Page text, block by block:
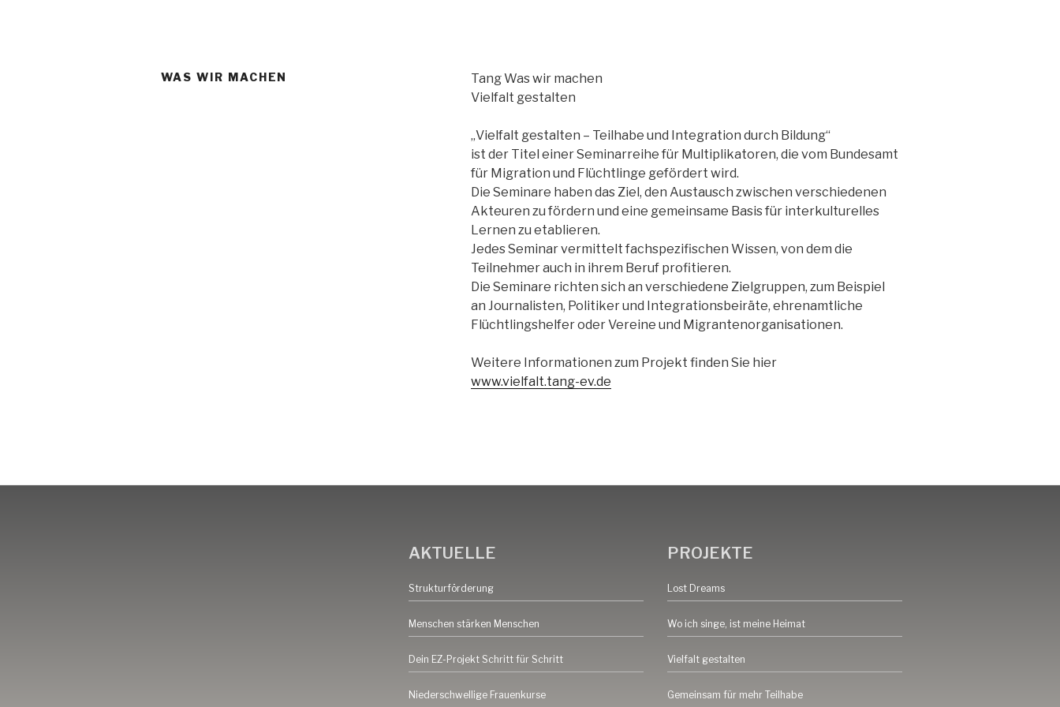
The African Network of Germany
WAS WIR MACHEN
Tang Was wir machen
Vielfalt gestalten
„Vielfalt gestalten – Teilhabe und Integration durch Bildung“
ist der Titel einer Seminarreihe für Multiplikatoren, die vom Bundesamt
für Migration und Flüchtlinge gefördert wird.
Die Seminare haben das Ziel, den Austausch zwischen verschiedenen
Akteuren zu fördern und eine gemeinsame Basis für interkulturelles
Lernen zu etablieren.
Jedes Seminar vermittelt fachspezifischen Wissen, von dem die
Teilnehmer auch in ihrem Beruf profitieren.
Die Seminare richten sich an verschiedene Zielgruppen, zum Beispiel
an Journalisten, Politiker und Integrationsbeiräte, ehrenamtliche
Flüchtlingshelfer oder Vereine und Migrantenorganisationen.
Weitere Informationen zum Projekt finden Sie hier
www.vielfalt.tang-ev.de
AKTUELLE
Strukturförderung
Menschen stärken Menschen
Dein EZ-Projekt Schritt für Schritt
Niederschwellige Frauenkurse
PROJEKTE
Lost Dreams
Wo ich singe, ist meine Heimat
Vielfalt gestalten
Gemeinsam für mehr Teilhabe